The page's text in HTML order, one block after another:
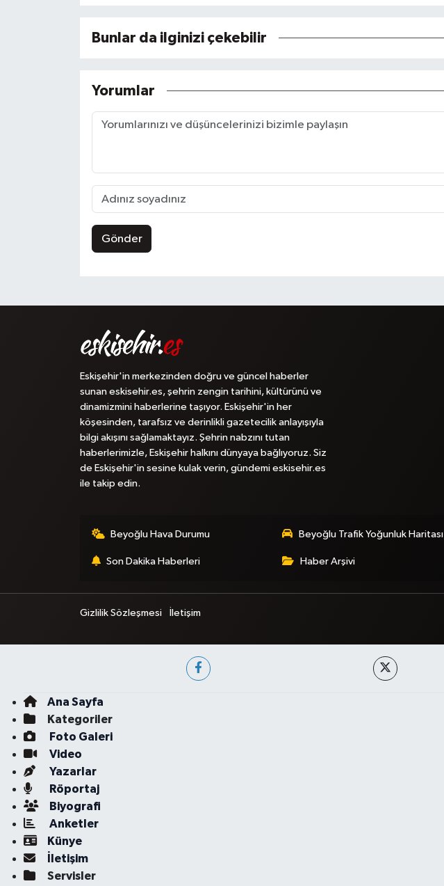
Bunlar da ilginizi çekebilir
Yorumlar
Gönder
Eskişehir'in merkezinden doğru ve güncel haberler
sunan eskisehir.es, şehrin zengin tarihini, kültürünü ve
dinamizmini haberlerine taşıyor. Eskişehir'in her
köşesinden, tarafsız ve derinlikli gazetecilik anlayışıyla
bilgi akışını sağlamaktayız. Şehrin nabzını tutan
haberlerimizle, Eskişehir halkını dünyaya bağlıyoruz. Siz
de Eskişehir'in sesine kulak verin, gündemi eskisehir.es
ile takip edin.
Beyoğlu Hava Durumu Beyoğlu Trafik Yoğunluk Haritası
Son Dakika Haberleri Haber Arşivi
Gizlilik Sözleşmesi İletişim
Ana Sayfa
Kategoriler
Foto Galeri
Video
Yazarlar
Röportaj
Biyografi
Anketler
Künye
İletişim
Servisler